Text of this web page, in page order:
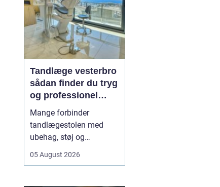
Tandlæge vesterbro
sådan finder du tryg
og professionel
tandpleje
Mange forbinder
tandlægestolen med
ubehag, støj og
regelmæssige besøg
05 August 2026